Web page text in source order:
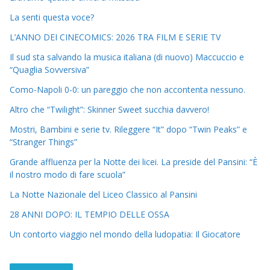
La senti questa voce?
L’ANNO DEI CINECOMICS: 2026 TRA FILM E SERIE TV
Il sud sta salvando la musica italiana (di nuovo) Maccuccio e
“Quaglia Sovversiva”
Como-Napoli 0-0: un pareggio che non accontenta nessuno.
Altro che “Twilight”: Skinner Sweet succhia davvero!
Mostri, Bambini e serie tv. Rileggere “It” dopo “Twin Peaks” e
“Stranger Things”
Grande affluenza per la Notte dei licei. La preside del Pansini: “È
il nostro modo di fare scuola”
La Notte Nazionale del Liceo Classico al Pansini
28 ANNI DOPO: IL TEMPIO DELLE OSSA
Un contorto viaggio nel mondo della ludopatia: Il Giocatore